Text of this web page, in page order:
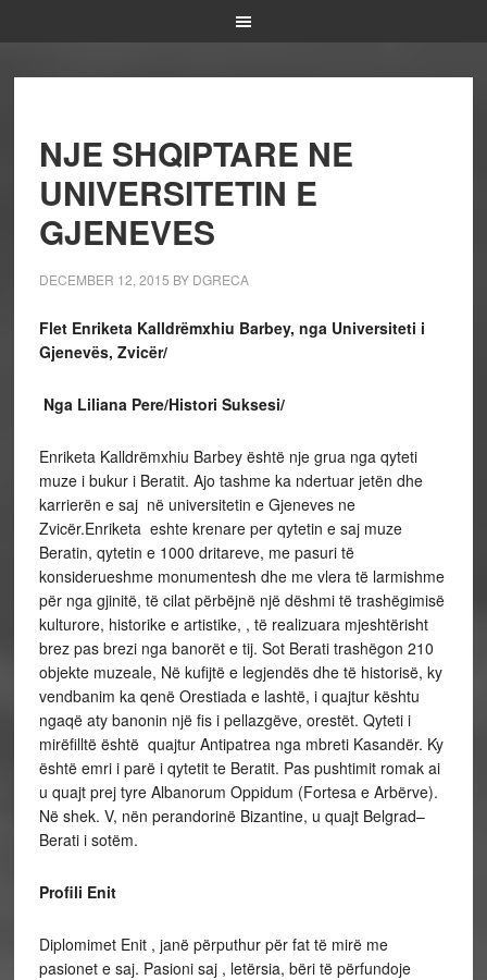
NJE SHQIPTARE NE
UNIVERSITETIN E
GJENEVES
DECEMBER 12, 2015 BY DGRECA
Flet Enriketa Kalldrëmxhiu Barbey, nga Universiteti i
Gjenevës, Zvicër/
Nga Liliana Pere/Histori Suksesi/
Enriketa Kalldrëmxhiu Barbey është nje grua nga qyteti
muze i bukur i Beratit. Ajo tashme ka ndertuar jetën dhe
karrierën e saj në universitetin e Gjeneves ne
Zvicër.Enriketa eshte krenare per qytetin e saj muze
Beratin, qytetin e 1000 dritareve, me pasuri të
konsiderueshme monumentesh dhe me vlera të larmishme
për nga gjinitë, të cilat përbëjnë një dëshmi të trashëgimisë
kulturore, historike e artistike, , të realizuara mjeshtërisht
brez pas brezi nga banorët e tij. Sot Berati trashëgon 210
objekte muzeale, Në kufijtë e legjendës dhe të historisë, ky
vendbanim ka qenë Orestiada e lashtë, i quajtur kështu
ngaqë aty banonin një fis i pellazgëve, orestët. Qyteti i
mirëfilltë është quajtur Antipatrea nga mbreti Kasandër. Ky
është emri i parë i qytetit te Beratit. Pas pushtimit romak ai
u quajt prej tyre Albanorum Oppidum (Fortesa e Arbërve).
Në shek. V, nën perandorinë Bizantine, u quajt Belgrad–
Berati i sotëm.
Profili Enit
Diplomimet Enit , janë përputhur për fat të mirë me
pasionet e saj. Pasioni saj , letërsia, bëri të përfundoje